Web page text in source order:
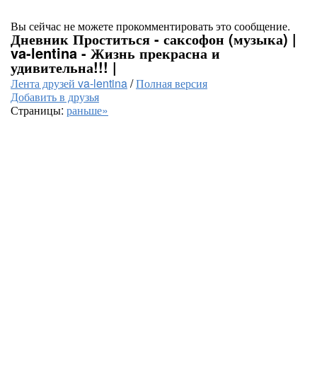
Вы сейчас не можете прокомментировать это сообщение.
Дневник Проститься - саксофон (музыка) |
va-lentina - Жизнь прекрасна и
удивительна!!! |
Лента друзей va-lentina/Полная версия
Добавить в друзья
Страницы: раньше»